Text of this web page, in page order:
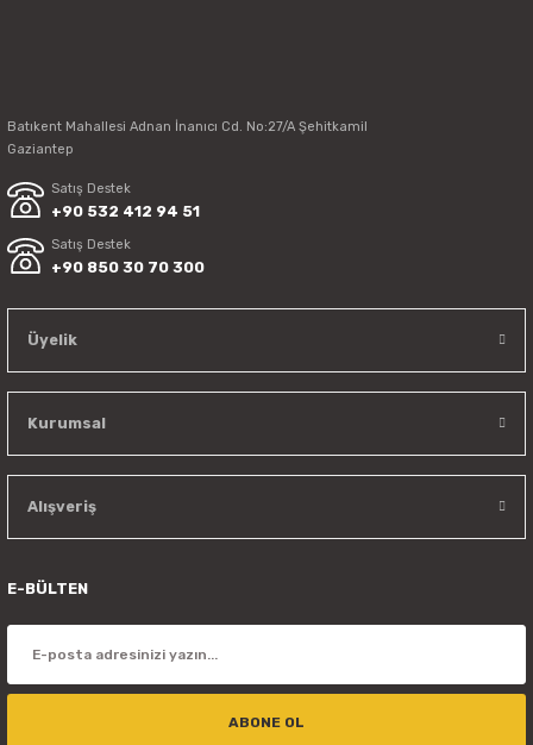
Batıkent Mahallesi Adnan İnanıcı Cd. No:27/A Şehitkamil
Gaziantep
Satış Destek
+90 532 412 94 51
Satış Destek
+90 850 30 70 300
Üyelik
Kurumsal
Alışveriş
E-BÜLTEN
ABONE OL